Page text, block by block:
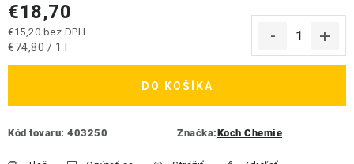
€18,70
€15,20 bez DPH
Jednotková cena:
€74,80 / 1 l
DO KOŠÍKA
Kód tovaru: 403250 Značka:Koch Chemie